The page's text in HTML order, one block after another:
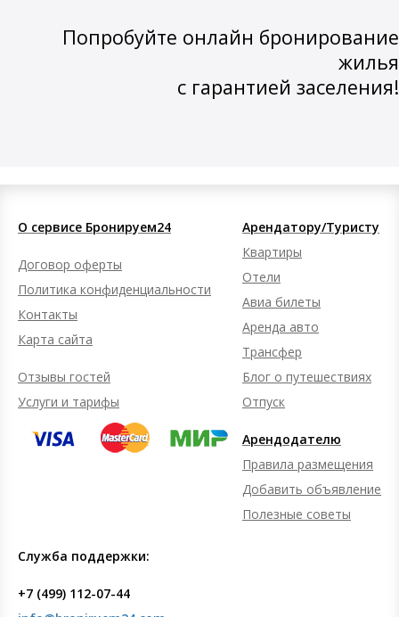
Попробуйте онлайн бронирование
жилья
с гарантией заселения!
О сервисе Бронируем24
Договор оферты
Политика конфиденциальности
Контакты
Карта сайта
Отзывы гостей
Услуги и тарифы
Арендатору/Туристу
Квартиры
Отели
Авиа билеты
Аренда авто
Трансфер
Блог о путешествиях
Отпуск
Арендодателю
Правила размещения
Добавить объявление
Полезные советы
Служба поддержки:
+7 (499) 112-07-44